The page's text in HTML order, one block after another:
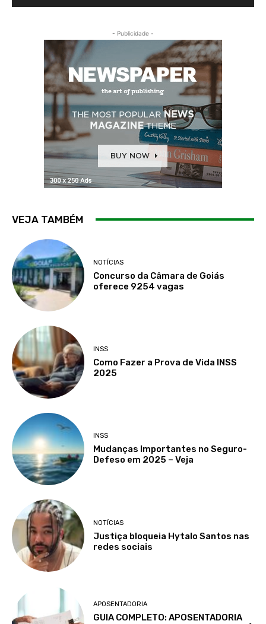
- Publicidade -
VEJA TAMBÉM
NOTÍCIAS
Concurso da Câmara de Goiás
oferece 9254 vagas
INSS
Como Fazer a Prova de Vida INSS
2025
INSS
Mudanças Importantes no Seguro-
Defeso em 2025 – Veja
NOTÍCIAS
Justiça bloqueia Hytalo Santos nas
redes sociais
APOSENTADORIA
GUIA COMPLETO: APOSENTADORIA